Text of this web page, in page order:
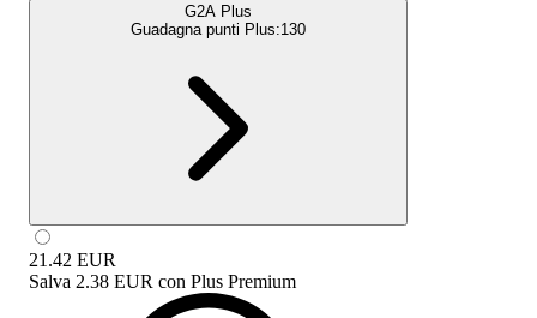
G2A Plus
Guadagna punti Plus:130
21.42 EUR
Salva 2.38 EUR con Plus Premium